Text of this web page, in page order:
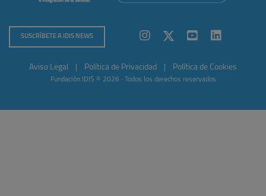
SUSCRÍBETE A IDIS NEWS
Aviso Legal Política de Privacidad Política de Cookies
Fundación IDIS © 2026 · Todos los derechos reservados